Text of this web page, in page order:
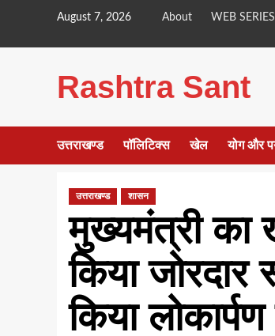
content
August 7, 2026 About WEB
Rashtra Sant
उत्तराखण्ड पॉलिटिक्स खेल योग और
उत्तराखण्ड शासन
मुख्यमंत्री का
किया जोरदार
किया